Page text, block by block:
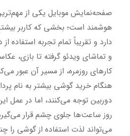
صفحه‌نمایش موبایل یکی از
هوشمند است؛ بخشی که کاربر
دارد و تقریباً تمام تجربه استفاده
و تماشای ویدئو گرفته تا بازی،
کارهای روزمره، از مسیر آن عبور
هنگام خرید گوشی بیشتر به نام
دوربین توجه می‌کنند، اما در عمل
روز ساعت‌ها جلوی چشم قرار
می‌تواند لذت استفاده از گوشی را